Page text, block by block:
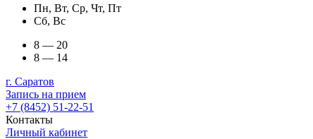
Пн, Вт, Ср, Чт, Пт
Сб, Вс
8 — 20
8 — 14
г. Саратов
Запись на прием
+7 (8452) 51-22-51
Контакты
Личный кабинет